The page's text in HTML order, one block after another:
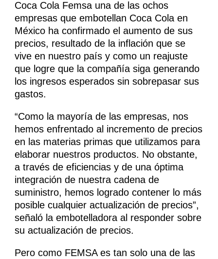
Coca Cola Femsa una de las ochos
empresas que embotellan Coca Cola en
México ha confirmado el aumento de sus
precios, resultado de la inflación que se
vive en nuestro país y como un reajuste
que logre que la compañía siga generando
los ingresos esperados sin sobrepasar sus
gastos.
“Como la mayoría de las empresas, nos
hemos enfrentado al incremento de precios
en las materias primas que utilizamos para
elaborar nuestros productos. No obstante,
a través de eficiencias y de una óptima
integración de nuestra cadena de
suministro, hemos logrado contener lo más
posible cualquier actualización de precios”,
señaló la embotelladora al responder sobre
su actualización de precios.
Pero como FEMSA es tan solo una de las